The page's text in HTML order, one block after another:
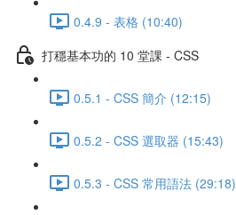
0.4.9 - 表格 (10:40)
打穩基本功的 10 堂課 - CSS
0.5.1 - CSS 簡介 (12:15)
0.5.2 - CSS 選取器 (15:43)
0.5.3 - CSS 常用語法 (29:18)